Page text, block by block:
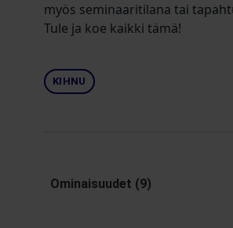
myös seminaaritilana tai
Tule ja koe kaikki tämä!
KIHNU
Ominaisuudet (9)